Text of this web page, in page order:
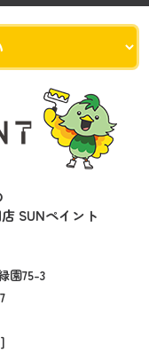
SUNペイント
園75-3